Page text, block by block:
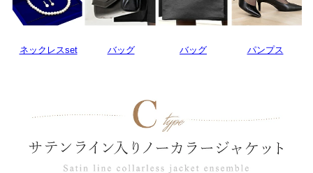
ネックレスset バッグ バッグ パンプス